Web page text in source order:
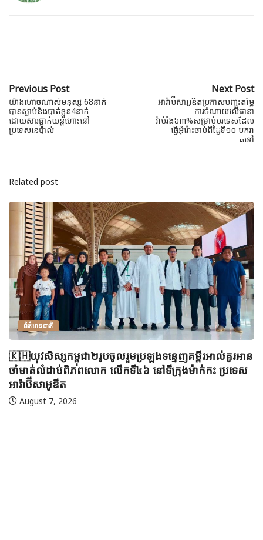
Previous Post
យ៉ាងហោចណាស់មនុស្ស 68នាក់
បានស្លាប់និងបាត់ខ្លួន4នាក់
ដោយសារធ្លាក់យន្តហោះនៅ
ប្រទេសនេប៉ាល់
Next Post
អារ៉ាប៊ីសាអូឌីតប្រកាសបញ្ចុះតម្លែ
ការចំណាយលើធានា
រ៉ាប់រ៉ង៦៣%សម្រាប់បរទេសដែល
ធ្វើអុំរ៉ោះចាប់ពីដ្ងៃទី១០ មករា
តទៅ
Related post
ព័ត៌មានជាតិ
🇰🇭យុវសិស្សកម្ពុជា២រូបចូលរួមប្រឡងទន្ទេញគម្ពីរអាល់គូរអាន
ចាំមាត់លំដាប់ពិភពលោក លើកទី៤៦ នៅទីក្រុងម៉ាក់កះ ប្រទេស
អារ៉ាប៊ីសាអូឌីត
August 7, 2026